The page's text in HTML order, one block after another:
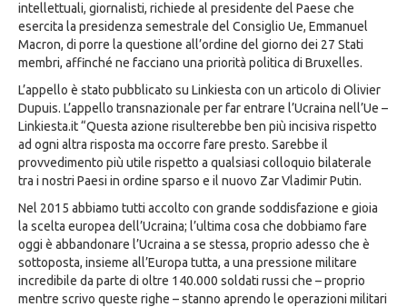
intellettuali, giornalisti, richiede al presidente del Paese che
esercita la presidenza semestrale del Consiglio Ue, Emmanuel
Macron, di porre la questione all’ordine del giorno dei 27 Stati
membri, affinché ne facciano una priorità politica di Bruxelles.
L’appello è stato pubblicato su Linkiesta con un articolo di Olivier
Dupuis. L’appello transnazionale per far entrare l’Ucraina nell’Ue –
Linkiesta.it “Questa azione risulterebbe ben più incisiva rispetto
ad ogni altra risposta ma occorre fare presto. Sarebbe il
provvedimento più utile rispetto a qualsiasi colloquio bilaterale
tra i nostri Paesi in ordine sparso e il nuovo Zar Vladimir Putin.
Nel 2015 abbiamo tutti accolto con grande soddisfazione e gioia
la scelta europea dell’Ucraina; l’ultima cosa che dobbiamo fare
oggi è abbandonare l’Ucraina a se stessa, proprio adesso che è
sottoposta, insieme all’Europa tutta, a una pressione militare
incredibile da parte di oltre 140.000 soldati russi che – proprio
mentre scrivo queste righe – stanno aprendo le operazioni militari